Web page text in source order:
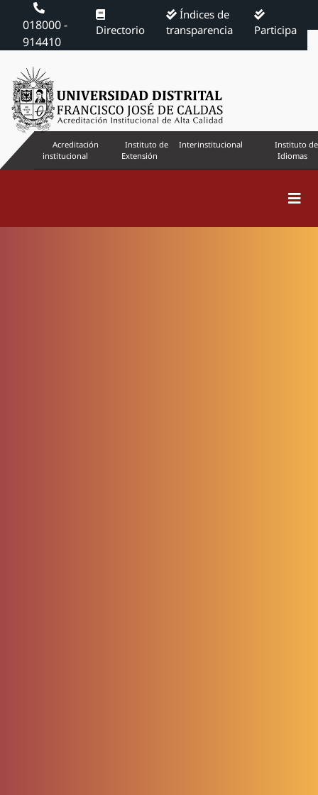
018000 -
914410
Directorio
Índices de
transparencia
Participa
Acreditación
institucional
Instituto de
Extensión
Interinstitucional
Instituto de
Idiomas